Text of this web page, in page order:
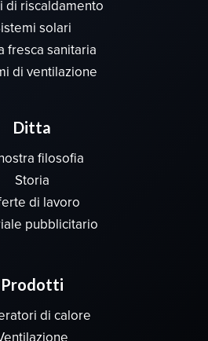
di riscaldamento
solari
fresca sanitaria
di ventilazione
Ditta
filosofia
Storia
di lavoro
pubblicitario
Prodotti
di calore